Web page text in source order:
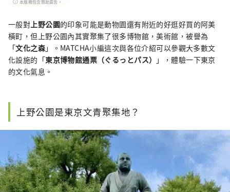
本服務包含贊助廣告。
一般對上野公園的印象可能是動物園還有附近的好逛好買的阿美
橫町，但上野公園內其實聚集了很多博物館，美術館，被譽為
「文化之森」。MATCHA小編這次與各位介紹可以參觀大多數文
化設施的「東京博物館通票（ぐるっとパス） 」，體驗一下東京
的文化氣息。
上野公園是東京文青聚集地？